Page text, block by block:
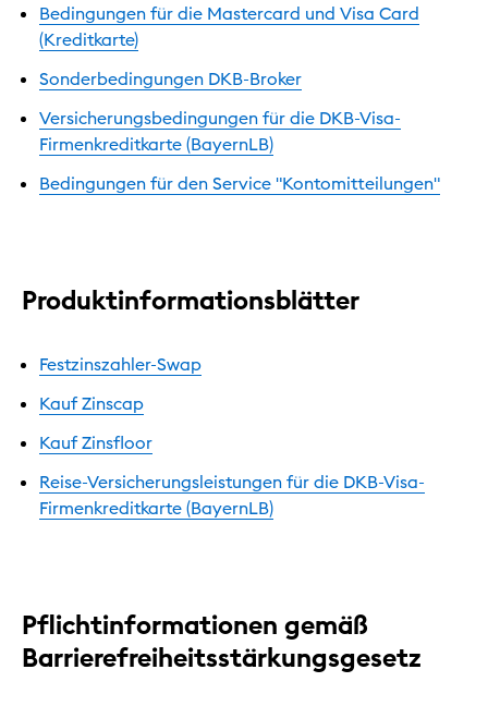
Bedingungen für die Mastercard und Visa Card
(Kreditkarte)
Sonderbedingungen DKB-Broker
Versicherungsbedingungen für die DKB-Visa-
Firmenkreditkarte (BayernLB)
Bedingungen für den Service "Kontomitteilungen"
Produktinformationsblätter
Festzinszahler-Swap
Kauf Zinscap
Kauf Zinsfloor
Reise-Versicherungsleistungen für die DKB-Visa-
Firmenkreditkarte (BayernLB)
Pflichtinformationen gemäß
Barrierefreiheitsstärkungsgesetz